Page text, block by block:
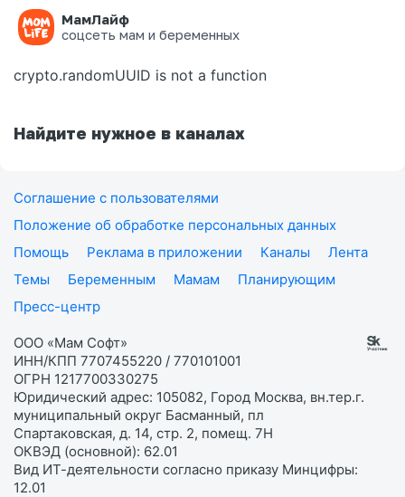
МамЛайф
соцсеть мам и беременных
Ошибка на странице
crypto.randomUUID is not a function
Найдите нужное в каналах
Соглашение с пользователями
Положение об обработке персональных данных
Помощь
Реклама в приложении Каналы
Лента
Темы
Беременным Мамам
Планирующим
Пресс-центр
ООО «Мам Софт»
ИНН/КПП 7707455220 / 770101001
ОГРН 1217700330275
Юридический адрес: 105082, Город Москва, вн.тер.г.
муниципальный округ Басманный, пл
Спартаковская, д. 14, стр. 2, помещ. 7Н
ОКВЭД (основной): 62.01
Вид ИТ-деятельности согласно приказу Минцифры:
12.01